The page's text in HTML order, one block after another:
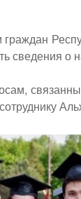
сведения о